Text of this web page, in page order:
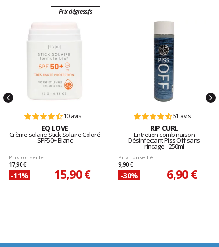
Prix dégressifs
10 avis
EQ LOVE
Crème solaire Stick Solaire Coloré
SPF50+ Blanc
Prix conseillé
17,90 €
-11% 15,90 €
51 avis
RIP CURL
Entretien combinaison
Désinfectant Piss Off sans
rinçage - 250ml
Prix conseillé
9,90 €
-30% 6,90 €